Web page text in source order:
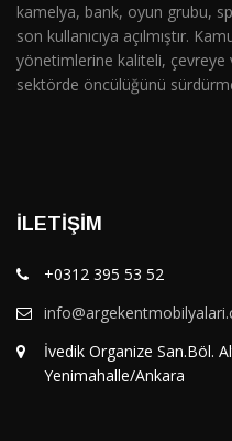
kamelya, bank, oyun grubu,
son kullanıcıya açılmıştır.
yönetimlerine kaliteli, çevreye
sektörde öncülüğünü
İLETIŞIM
+0312 395 53 52
İvedik Organize San.Böl.
Yenimahalle/Ankara